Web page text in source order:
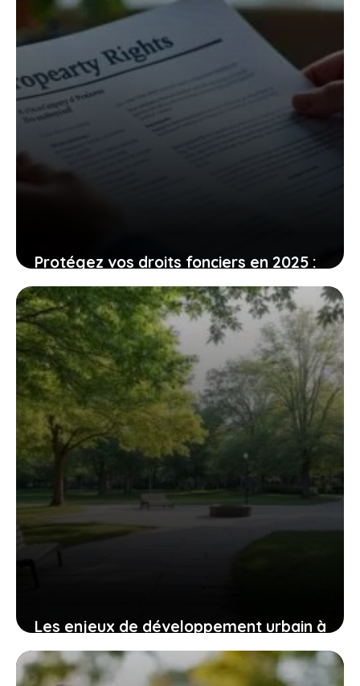
Protégez vos droits fonciers en 2025 :
guide pour borner un terrain, avec
détails sur les coûts
5 août 2026
Les enjeux de développement urbain à
Saint-Genis-Laval : focus sur les
quartiers chauds